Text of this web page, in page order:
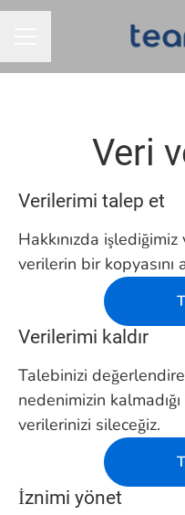
KARIYER MENÜSÜ
Veri
Verilerimi talep et
Hakkınızda
verilerin bir kopyasını
Verilerimi kaldır
Talebinizi
nedenimizin
verilerinizi sileceğiz.
İznimi yönet